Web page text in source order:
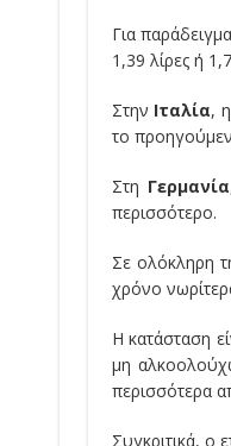
Για
1,39 λίρες ή
Στην Ιταλία,
το
Στη Γερμανία
περισσότερο.
Σε ολόκληρη
χρόνο
Η κατάσταση
μη
περισσότερα
Συγκριτικά, ο